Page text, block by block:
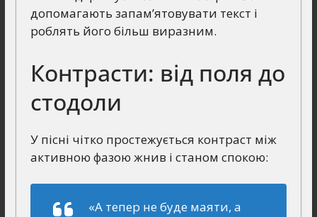
допомагають запам’ятовувати текст і
роблять його більш виразним.
Контрасти: від поля до
стодоли
У пісні чітко простежується контраст між
активною фазою жнив і станом спокою:
«А тепер не буде маяти, а